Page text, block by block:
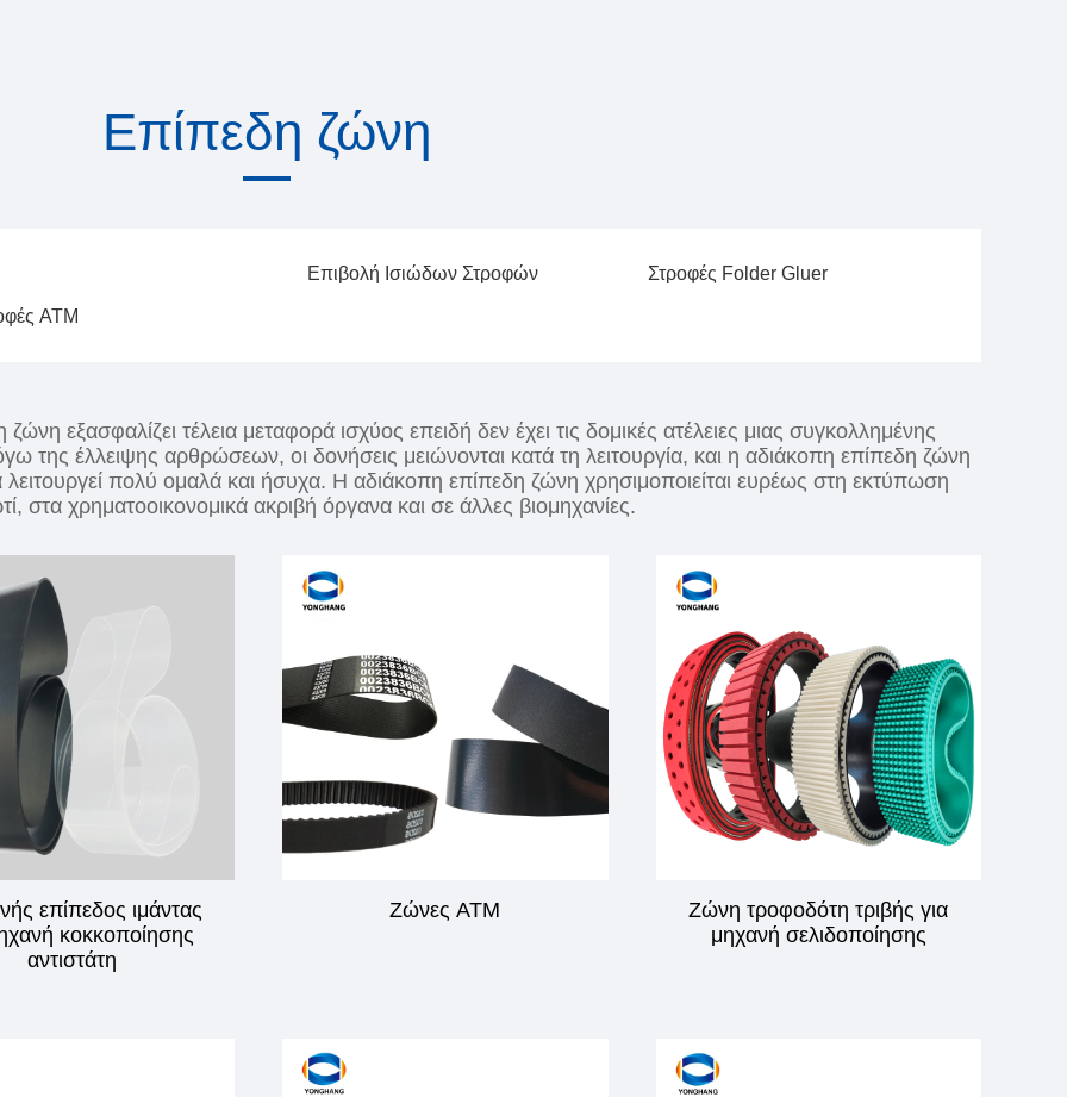
Επίπεδη ζώνη
Επιβολή Ισιώδων Στροφών Στροφές Folder Gluer
ATM
εξασφαλίζει τέλεια μεταφορά ισχύος επειδή δεν έχει τις δομικές ατέλειες μιας συγκολλημένης
της έλλειψης αρθρώσεων, οι δονήσεις μειώνονται κατά τη λειτουργία, και η αδιάκοπη επίπεδη ζώνη
λειτουργεί πολύ ομαλά και ήσυχα. Η αδιάκοπη επίπεδη ζώνη χρησιμοποιείται ευρέως στη εκτύπωση
στα χρηματοοικονομικά ακριβή όργανα και σε άλλες βιομηχανίες.
επίπεδος ιμάντας
κοκκοποίησης
αντιστάτη
Ζώνες ATM
Ζώνη τροφοδότη τριβής για
μηχανή σελιδοποίησης